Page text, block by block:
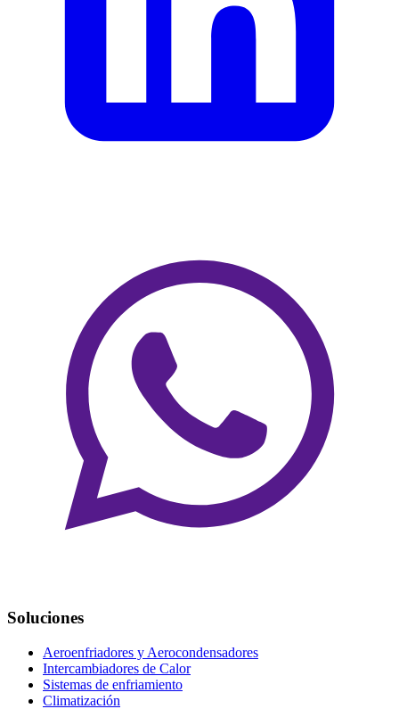
Soluciones
Aeroenfriadores y Aerocondensadores
Intercambiadores de Calor
Sistemas de enfriamiento
Climatización